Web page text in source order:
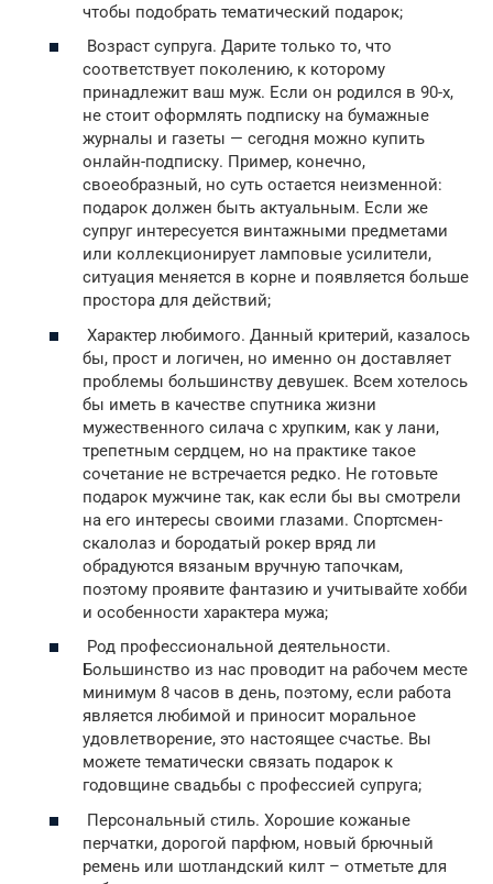
чтобы подобрать тематический подарок;
Возраст супруга. Дарите только то, что
соответствует поколению, к которому
принадлежит ваш муж. Если он родился в 90-х,
не стоит оформлять подписку на бумажные
журналы и газеты — сегодня можно купить
онлайн-подписку. Пример, конечно,
своеобразный, но суть остается неизменной:
подарок должен быть актуальным. Если же
супруг интересуется винтажными предметами
или коллекционирует ламповые усилители,
ситуация меняется в корне и появляется больше
простора для действий;
Характер любимого. Данный критерий, казалось
бы, прост и логичен, но именно он доставляет
проблемы большинству девушек. Всем хотелось
бы иметь в качестве спутника жизни
мужественного силача с хрупким, как у лани,
трепетным сердцем, но на практике такое
сочетание не встречается редко. Не готовьте
подарок мужчине так, как если бы вы смотрели
на его интересы своими глазами. Спортсмен-
скалолаз и бородатый рокер вряд ли
обрадуются вязаным вручную тапочкам,
поэтому проявите фантазию и учитывайте хобби
и особенности характера мужа;
Род профессиональной деятельности.
Большинство из нас проводит на рабочем месте
минимум 8 часов в день, поэтому, если работа
является любимой и приносит моральное
удовлетворение, это настоящее счастье. Вы
можете тематически связать подарок к
годовщине свадьбы с профессией супруга;
Персональный стиль. Хорошие кожаные
перчатки, дорогой парфюм, новый брючный
ремень или шотландский килт – отметьте для